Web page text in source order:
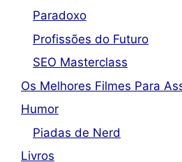
Paradoxo
Profissões do Futuro
SEO Masterclass
Os Melhores Filmes Para
Humor
Piadas de Nerd
Livros